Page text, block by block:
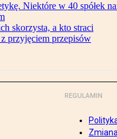
Niektóre w 40 spółek
skorzysta, a kto straci
przyjęciem przepisów
REGULAMIN